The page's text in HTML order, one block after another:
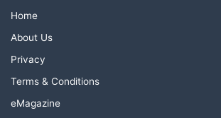
Home
About Us
Privacy
Terms & Conditions
eMagazine